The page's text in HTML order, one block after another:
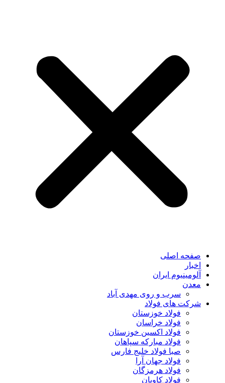
صفحه اصلی
اخبار
آلومینیوم ایران
معدن
سرب و روی مهدی آباد
شرکت های فولاد
فولاد خوزستان
فولاد خراسان
فولاد اکسین خوزستان
فولاد مبارکه سپاهان
صبا فولاد خلیج فارس
فولاد جهان آرا
فولاد هرمزگان
فولاد کاویان